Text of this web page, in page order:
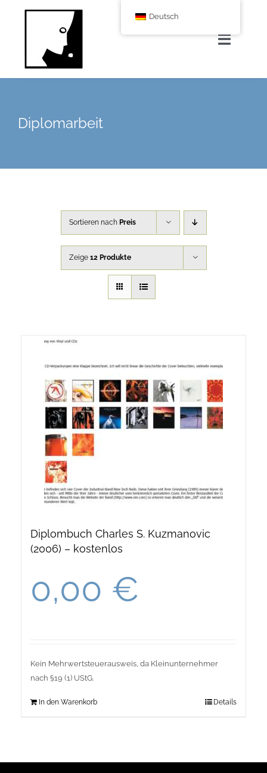
Über uns
Datenschutzerklärung
Impressum
Diplomarbeit
Sortieren nach Preis
Zeige 12 Produkte
Diplombuch Charles S. Kuzmanovic
(2006) – kostenlos
0,00 €
Kein Mehrwertsteuerausweis, da Kleinunternehmer
nach §19 (1) UStG.
In den Warenkorb Details
Deutsch